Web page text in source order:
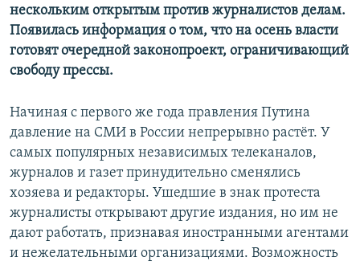
нескольким открытым против журналистов делам.
Появилась информация о том, что на осень власти
готовят очередной законопроект, ограничивающий
свободу прессы.
Начиная с первого же года правления Путина
давление на СМИ в России непрерывно растёт. У
самых популярных независимых телеканалов,
журналов и газет принудительно сменялись
хозяева и редакторы. Ушедшие в знак протеста
журналисты открывают другие издания, но им не
дают работать, признавая иностранными агентами
и нежелательными организациями. Возможность